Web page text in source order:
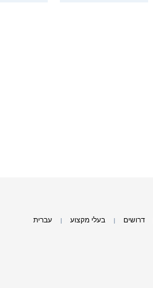
דרושים בעלי מקצוע עברית